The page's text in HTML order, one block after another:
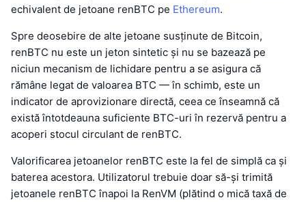
echivalent de jetoane renBTC pe Ethereum.
Spre deosebire de alte jetoane susținute de Bitcoin,
renBTC nu este un jeton sintetic și nu se bazează pe
niciun mecanism de lichidare pentru a se asigura că
rămâne legat de valoarea BTC — în schimb, este un
indicator de aprovizionare directă, ceea ce înseamnă că
există întotdeauna suficiente BTC-uri în rezervă pentru a
acoperi stocul circulant de renBTC.
Valorificarea jetoanelor renBTC este la fel de simplă ca și
baterea acestora. Utilizatorul trebuie doar să-și trimită
jetoanele renBTC înapoi la RenVM (plătind o mică taxă de